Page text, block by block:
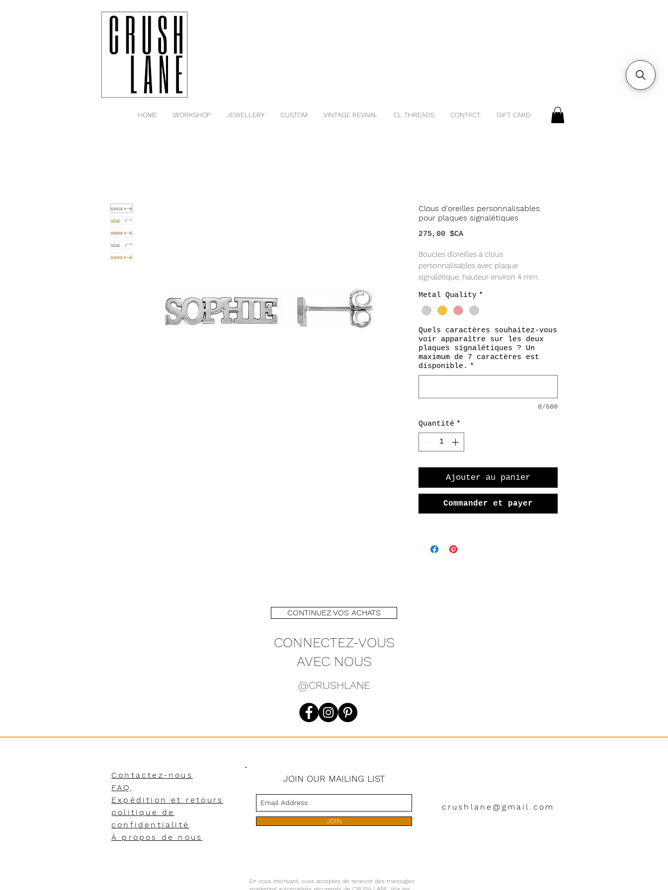
HOME WORKSHOP JEWELLERY CUSTOM VINTAGE REVIVAL CL THREADS CONTACT GIFT CARD
Clous d'oreilles personnalisables
pour plaques signalétiques
275,00 $CAPrix
Boucles d'oreilles à clous
personnalisables avec plaque
signalétique, hauteur environ 4 mm.
*Vendu par paire avec un
*Un seul nom/mot autorisé pour les
DEUX boucles d'oreilles*
Metal Quality *
Quels caractères souhaitez-vous
voir apparaître sur les deux
plaques signalétiques ? Un
maximum de 7 caractères est
disponible. *
0/500
Quantité *
Ajouter au panier
Commander et payer
CONTINUEZ VOS ACHATS
CONNECTEZ-VOUS
AVEC NOUS
@CRUSHLANE
Contactez-nous
FAQ
Expédition et retours
politique de
confidentialité
À propos de nous
JOIN OUR MAILING LIST
JOIN
crushlane@gmail.com
En vous inscrivant, vous acceptez de recevoir des messages